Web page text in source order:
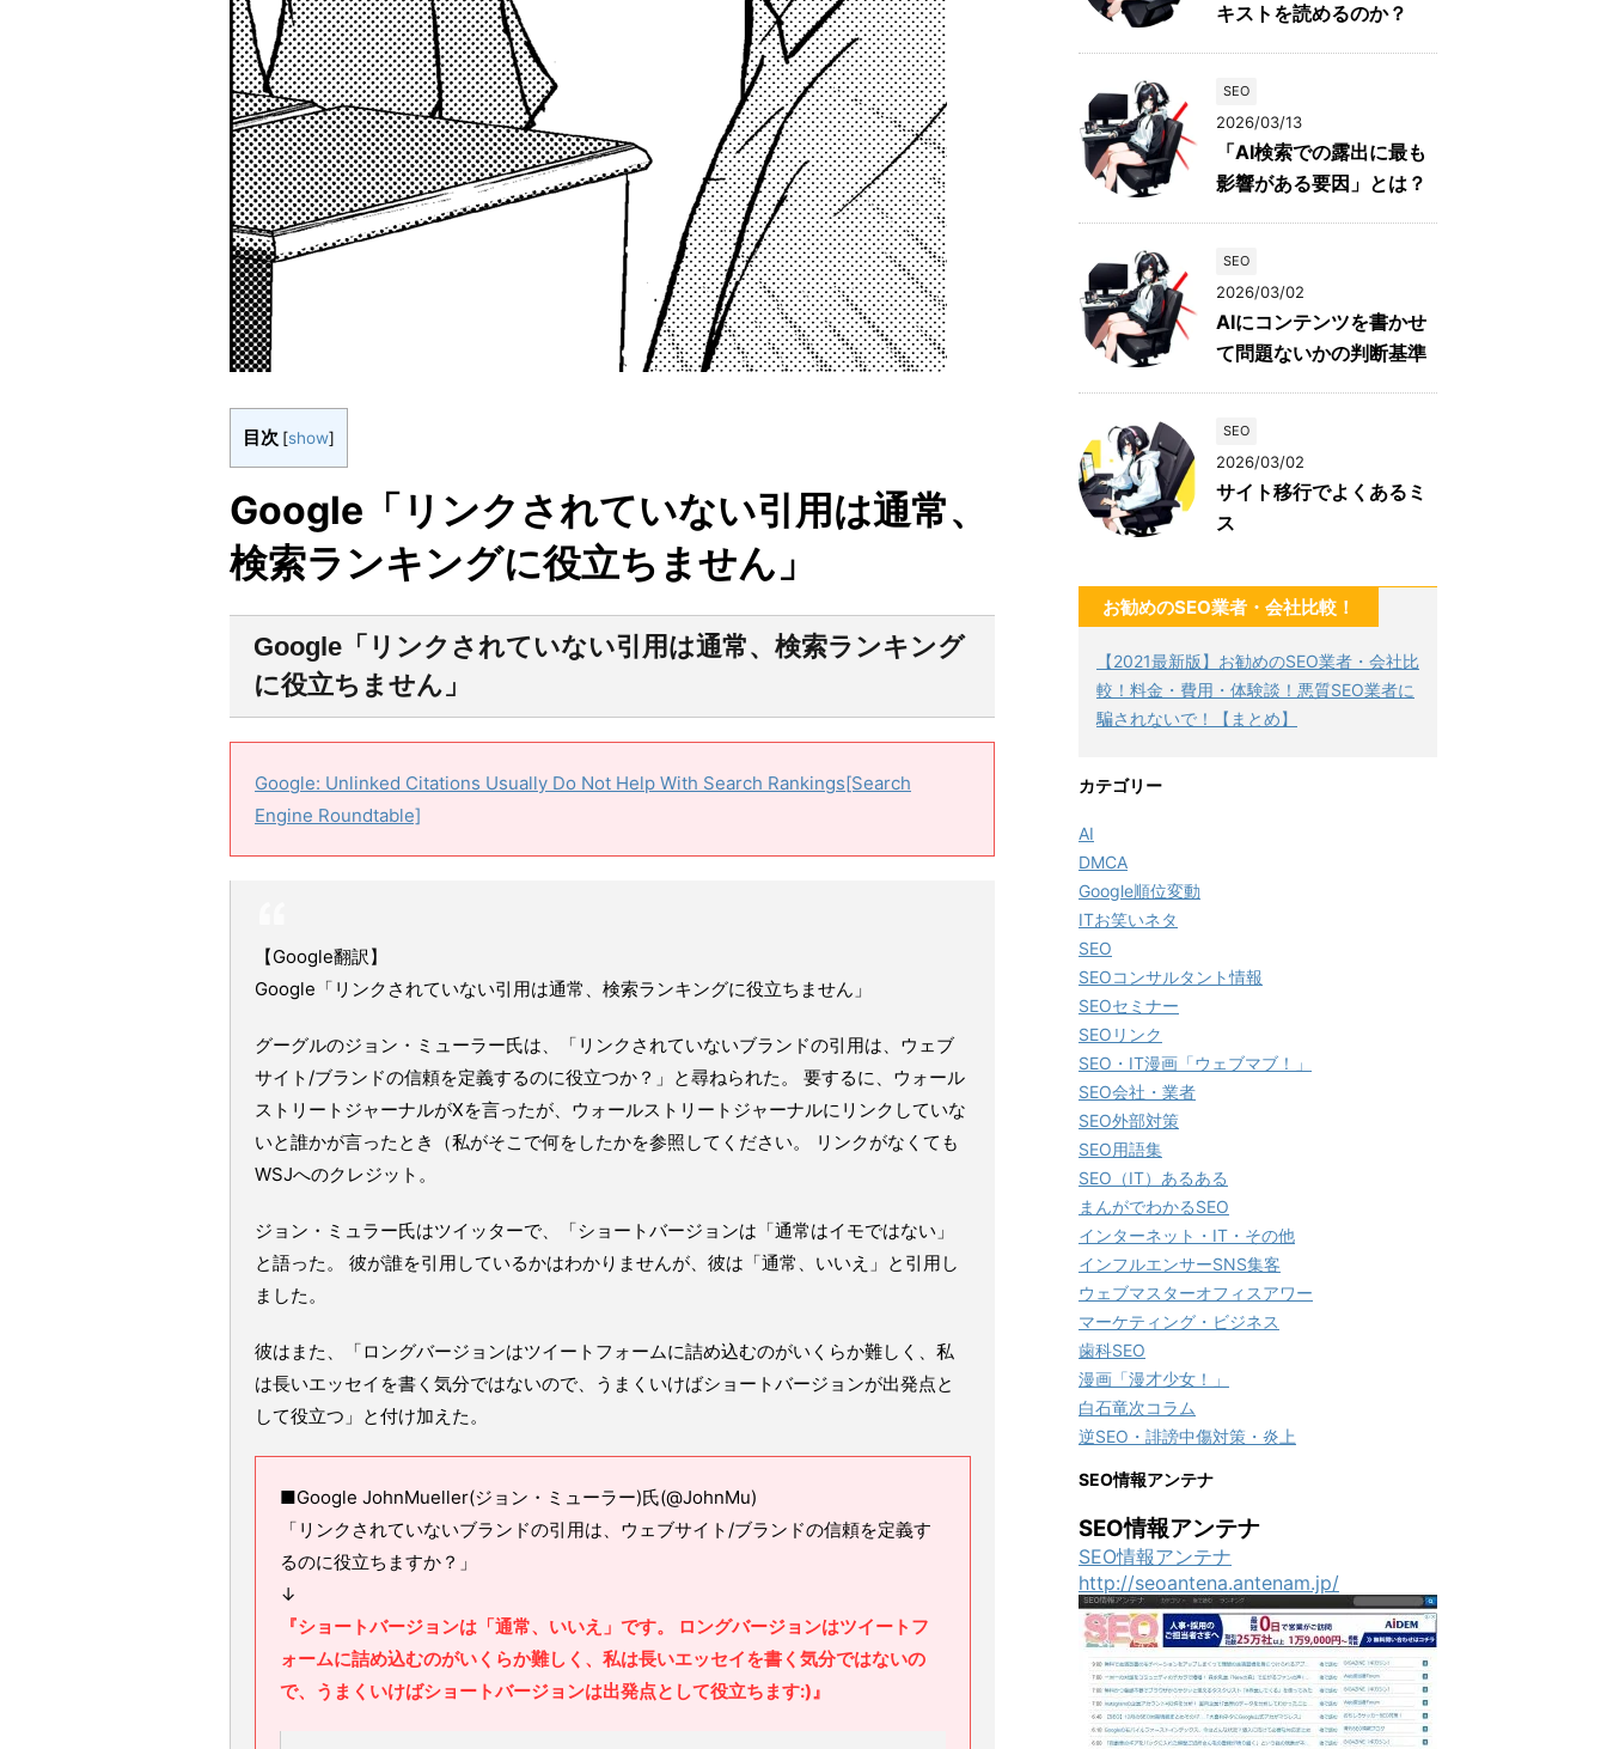
目次 [show]
Google「リンクされていない引用は通常、
検索ランキングに役立ちません」
Google「リンクされていない引用は通常、検索ランキング
に役立ちません」
Google: Unlinked Citations Usually Do Not Help With Search Rankings[Search
Engine Roundtable]
【Google翻訳】
Google「リンクされていない引用は通常、検索ランキングに役立ちません」
グーグルのジョン・ミューラー氏は、「リンクされていないブランドの引用は、ウェブ
サイト/ブランドの信頼を定義するのに役立つか？」と尋ねられた。 要するに、ウォール
ストリートジャーナルがXを言ったが、ウォールストリートジャーナルにリンクしていな
いと誰かが言ったとき（私がそこで何をしたかを参照してください。 リンクがなくても
WSJへのクレジット。
ジョン・ミュラー氏はツイッターで、「ショートバージョンは「通常はイモではない」
と語った。 彼が誰を引用しているかはわかりませんが、彼は「通常、いいえ」と引用し
ました。
彼はまた、「ロングバージョンはツイートフォームに詰め込むのがいくらか難しく、私
は長いエッセイを書く気分ではないので、うまくいけばショートバージョンが出発点と
して役立つ」と付け加えた。
■Google JohnMueller(ジョン・ミューラー)氏(@JohnMu)
「リンクされていないブランドの引用は、ウェブサイト/ブランドの信頼を定義す
るのに役立ちますか？」
↓
『ショートバージョンは「通常、いいえ」です。 ロングバージョンはツイートフ
ォームに詰め込むのがいくらか難しく、私は長いエッセイを書く気分ではないの
で、うまくいけばショートバージョンは出発点として役立ちます:)』
キストを読めるのか？
SEO
2026/03/13
「AI検索での露出に最も
影響がある要因」とは？
SEO
2026/03/02
AIにコンテンツを書かせ
て問題ないかの判断基準
SEO
2026/03/02
サイト移行でよくあるミ
ス
お勧めのSEO業者・会社比較！
【2021最新版】お勧めのSEO業者・会社比
較！料金・費用・体験談！悪質SEO業者に
騙されないで！【まとめ】
カテゴリー
AI
DMCA
Google順位変動
ITお笑いネタ
SEO
SEOコンサルタント情報
SEOセミナー
SEOリンク
SEO・IT漫画「ウェブマブ！」
SEO会社・業者
SEO外部対策
SEO用語集
SEO（IT）あるある
まんがでわかるSEO
インターネット・IT・その他
インフルエンサーSNS集客
ウェブマスターオフィスアワー
マーケティング・ビジネス
歯科SEO
漫画「漫才少女！」
白石竜次コラム
逆SEO・誹謗中傷対策・炎上
SEO情報アンテナ
SEO情報アンテナ
SEO情報アンテナ
http://seoantena.antenam.jp/